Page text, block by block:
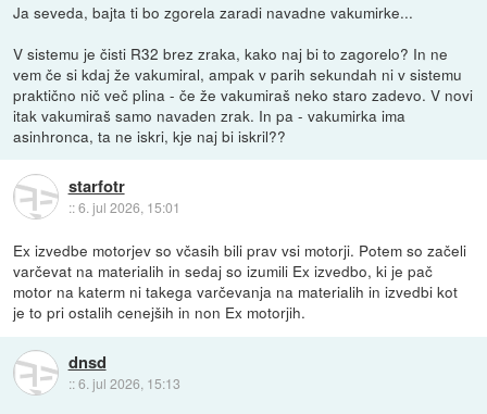
Ja seveda, bajta ti bo zgorela zaradi navadne vakumirke...
V sistemu je čisti R32 brez zraka, kako naj bi to zagorelo? In ne
vem če si kdaj že vakumiral, ampak v parih sekundah ni v sistemu
praktično nič več plina - če že vakumiraš neko staro zadevo. V novi
itak vakumiraš samo navaden zrak. In pa - vakumirka ima
asinhronca, ta ne iskri, kje naj bi iskril??
starfotr
::6. jul 2026, 15:01
Ex izvedbe motorjev so včasih bili prav vsi motorji. Potem so začeli
varčevat na materialih in sedaj so izumili Ex izvedbo, ki je pač
motor na katerm ni takega varčevanja na materialih in izvedbi kot
je to pri ostalih cenejših in non Ex motorjih.
dnsd
::6. jul 2026, 15:13